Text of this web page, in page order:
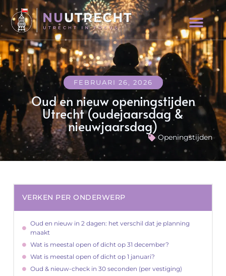
FEBRUARI 26, 2026
Oud en nieuw openingstijden
Utrecht (oudejaarsdag &
nieuwjaarsdag)
Openingstijden
VERKEN PER ONDERWERP
Oud en nieuw in 2 dagen: het verschil dat je planning
maakt
Wat is meestal open of dicht op 31 december?
Wat is meestal open of dicht op 1 januari?
Oud & nieuw-check in 30 seconden (per vestiging)